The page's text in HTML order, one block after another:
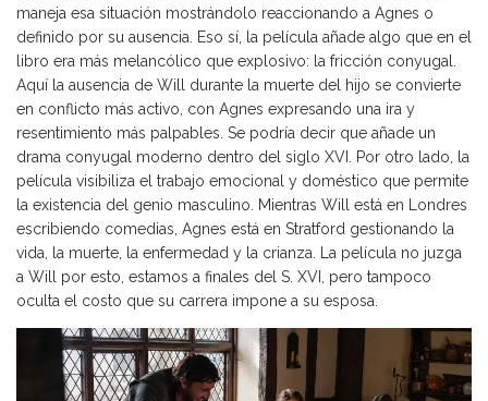
maneja esa situación mostrándolo reaccionando a Agnes o
definido por su ausencia. Eso sí, la película añade algo que en el
libro era más melancólico que explosivo: la fricción conyugal.
Aquí la ausencia de Will durante la muerte del hijo se convierte
en conflicto más activo, con Agnes expresando una ira y
resentimiento más palpables. Se podría decir que añade un
drama conyugal moderno dentro del siglo XVI. Por otro lado, la
película visibiliza el trabajo emocional y doméstico que permite
la existencia del genio masculino. Mientras Will está en Londres
escribiendo comedias, Agnes está en Stratford gestionando la
vida, la muerte, la enfermedad y la crianza. La película no juzga
a Will por esto, estamos a finales del S. XVI, pero tampoco
oculta el costo que su carrera impone a su esposa.